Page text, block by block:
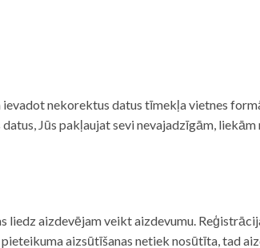
nekorektus datus tīmekļa vietnes
Jūs pakļaujat sevi nevajadzīgām,
aizdevējam veikt aizdevumu.
aizsūtīšanas netiek nosūtīta, tad